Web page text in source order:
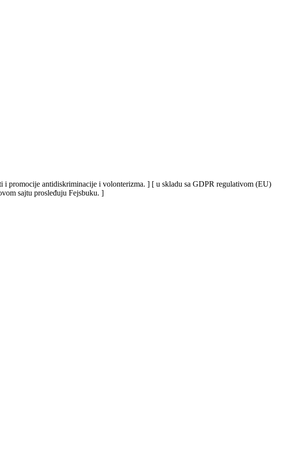
i promocije antidiskriminacije i volonterizma. ] [ u skladu sa GDPR regulativom (EU)
sajtu prosleđuju Fejsbuku. ]